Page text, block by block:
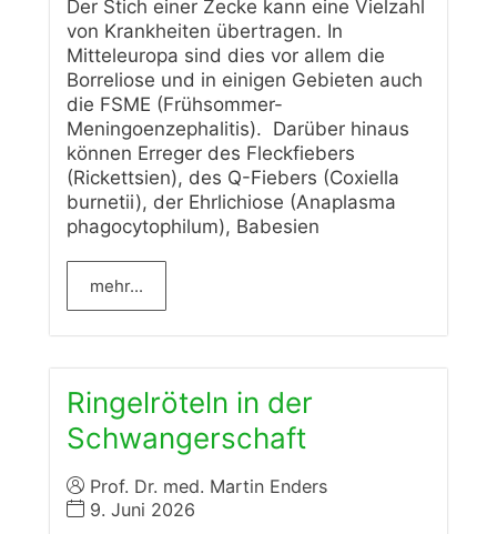
Der Stich einer Zecke kann eine Vielzahl
von Krankheiten übertragen. In
Mitteleuropa sind dies vor allem die
Borreliose und in einigen Gebieten auch
die FSME (Frühsommer-
Meningoenzephalitis). Darüber hinaus
können Erreger des Fleckfiebers
(Rickettsien), des Q-Fiebers (Coxiella
burnetii), der Ehrlichiose (Anaplasma
phagocytophilum), Babesien
mehr...
Ringelröteln in der
Schwangerschaft
Prof. Dr. med. Martin Enders
9. Juni 2026